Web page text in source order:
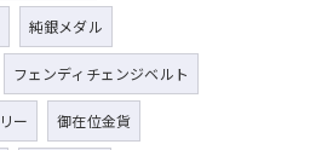
純銀メダル
フェンディチェンジベルト
ー 御在位金貨